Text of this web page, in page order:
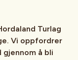
Turlag
Vi oppfordrer
å bli